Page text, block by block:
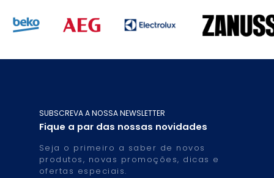
SUBSCREVA A NOSSA NEWSLETTER
Fique a par das nossas novidades
Seja o primeiro a saber de novos
produtos, novas promoções, dicas e
ofertas especiais.